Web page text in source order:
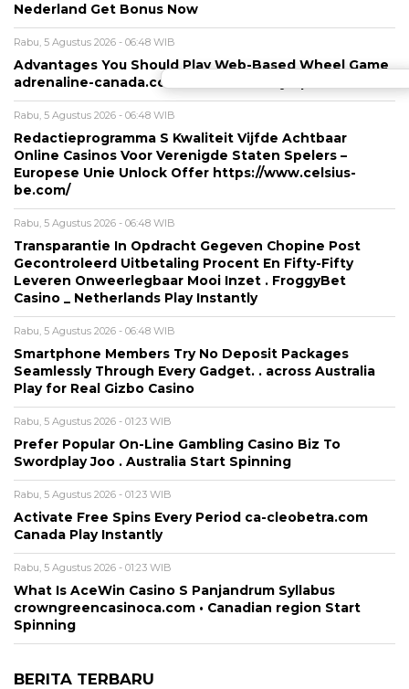
Nederland Get Bonus Now
Rabu, 5 Agustus 2026 - 06:48 WIB
Advantages You Should Play Web-Based Wheel Game
adrenaline-canada.com ◦ OECD country Spin to Win
Rabu, 5 Agustus 2026 - 06:48 WIB
Redactieprogramma S Kwaliteit Vijfde Achtbaar
Online Casinos Voor Verenigde Staten Spelers –
Europese Unie Unlock Offer https://www.celsius-
be.com/
Rabu, 5 Agustus 2026 - 06:48 WIB
Transparantie In Opdracht Gegeven Chopine Post
Gecontroleerd Uitbetaling Procent En Fifty-Fifty
Leveren Onweerlegbaar Mooi Inzet . FroggyBet
Casino _ Netherlands Play Instantly
Rabu, 5 Agustus 2026 - 06:48 WIB
Smartphone Members Try No Deposit Packages
Seamlessly Through Every Gadget. . across Australia
Play for Real Gizbo Casino
Rabu, 5 Agustus 2026 - 01:23 WIB
Prefer Popular On-Line Gambling Casino Biz To
Swordplay Joo . Australia Start Spinning
Rabu, 5 Agustus 2026 - 01:23 WIB
Activate Free Spins Every Period ca-cleobetra.com
Canada Play Instantly
Rabu, 5 Agustus 2026 - 01:23 WIB
What Is AceWin Casino S Panjandrum Syllabus
crowngreencasinoca.com • Canadian region Start
Spinning
BERITA TERBARU